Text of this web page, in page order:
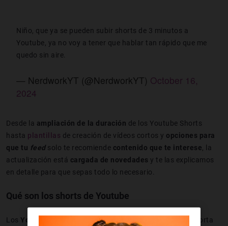
Niño, que ya se pueden subir shorts de 3 minutos a
Youtube, ya no voy a tener que hablar tan rápido que me
quedo sin aire.
— NerdworkYT (@NerdworkYT) October 16,
2024
Desde la ampliación de la duración de los Youtube Shorts
hasta plantillas de creación de vídeos cortos y opciones para
que tu feed solo te recomiende contenido que te interese , la
actualización está cargada de novedades y te las explicamos
en detalle para que sepas todo lo necesario.
Qué son los shorts de Youtube
Los YouTube Shorts vídeos en formato vertical
de corta